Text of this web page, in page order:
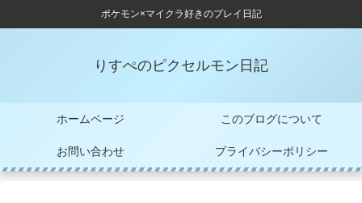
ポケモン×マイクラ好きのプレイ日記
りすぺのピクセルモン日記
ホームページ このブログについて
お問い合わせ プライバシーポリシー